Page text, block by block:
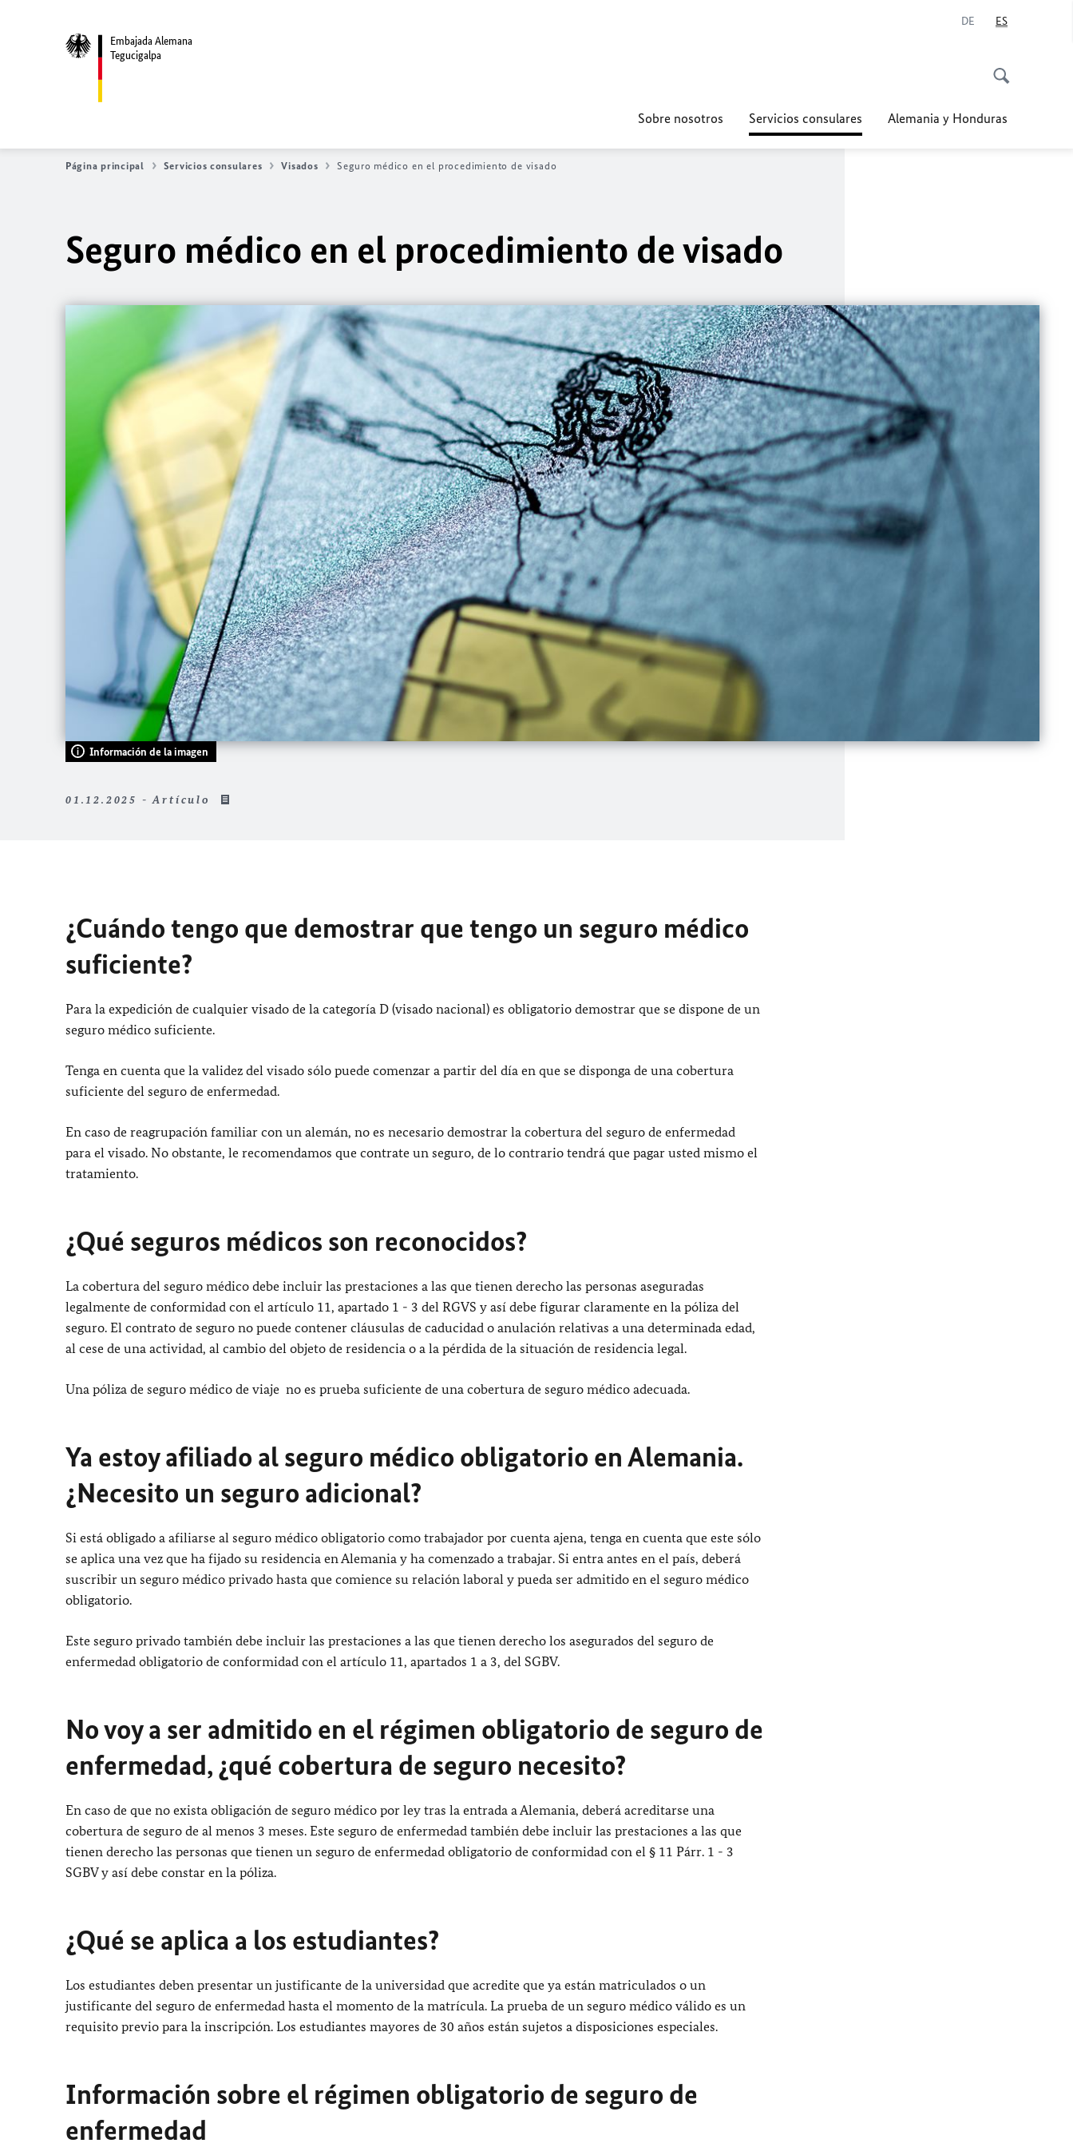
Embajada Alemana
Tegucigalpa
DE ES
Sobre nosotros Servicios consulares Alemania y Honduras
Página principal Servicios consulares Visados Seguro médico en el procedimiento de visado
Seguro médico en el procedimiento de visado
Información de la imagen
01.12.2025 - Artículo
¿Cuándo tengo que demostrar que tengo un seguro médico
suficiente?
Para la expedición de cualquier visado de la categoría D (visado nacional) es obligatorio demostrar que se dispone de un
seguro médico suficiente.
Tenga en cuenta que la validez del visado sólo puede comenzar a partir del día en que se disponga de una cobertura
suficiente del seguro de enfermedad.
En caso de reagrupación familiar con un alemán, no es necesario demostrar la cobertura del seguro de enfermedad
para el visado. No obstante, le recomendamos que contrate un seguro, de lo contrario tendrá que pagar usted mismo el
tratamiento.
¿Qué seguros médicos son reconocidos?
La cobertura del seguro médico debe incluir las prestaciones a las que tienen derecho las personas aseguradas
legalmente de conformidad con el artículo 11, apartado 1 - 3 del RGVS y así debe figurar claramente en la póliza del
seguro. El contrato de seguro no puede contener cláusulas de caducidad o anulación relativas a una determinada edad,
al cese de una actividad, al cambio del objeto de residencia o a la pérdida de la situación de residencia legal.
Una póliza de seguro médico de viaje no es prueba suficiente de una cobertura de seguro médico adecuada.
Ya estoy afiliado al seguro médico obligatorio en Alemania.
¿Necesito un seguro adicional?
Si está obligado a afiliarse al seguro médico obligatorio como trabajador por cuenta ajena, tenga en cuenta que este sólo
se aplica una vez que ha fijado su residencia en Alemania y ha comenzado a trabajar. Si entra antes en el país, deberá
suscribir un seguro médico privado hasta que comience su relación laboral y pueda ser admitido en el seguro médico
obligatorio.
Este seguro privado también debe incluir las prestaciones a las que tienen derecho los asegurados del seguro de
enfermedad obligatorio de conformidad con el artículo 11, apartados 1 a 3, del SGBV.
No voy a ser admitido en el régimen obligatorio de seguro de
enfermedad, ¿qué cobertura de seguro necesito?
En caso de que no exista obligación de seguro médico por ley tras la entrada a Alemania, deberá acreditarse una
cobertura de seguro de al menos 3 meses. Este seguro de enfermedad también debe incluir las prestaciones a las que
tienen derecho las personas que tienen un seguro de enfermedad obligatorio de conformidad con el § 11 Párr. 1 - 3
SGBV y así debe constar en la póliza.
¿Qué se aplica a los estudiantes?
Los estudiantes deben presentar un justificante de la universidad que acredite que ya están matriculados o un
justificante del seguro de enfermedad hasta el momento de la matrícula. La prueba de un seguro médico válido es un
requisito previo para la inscripción. Los estudiantes mayores de 30 años están sujetos a disposiciones especiales.
Información sobre el régimen obligatorio de seguro de
enfermedad